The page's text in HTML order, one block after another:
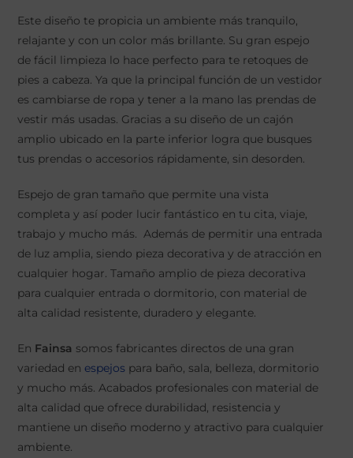
Este diseño te propicia un ambiente más tranquilo,
relajante y con un color más brillante. Su gran espejo
de fácil limpieza lo hace perfecto para te retoques de
pies a cabeza. Ya que la principal función de un vestidor
es cambiarse de ropa y tener a la mano las prendas de
vestir más usadas. Gracias a su diseño de un cajón
amplio ubicado en la parte inferior logra que busques
tus prendas o accesorios rápidamente, sin desorden.
Espejo de gran tamaño que permite una vista
completa y así poder lucir fantástico en tu cita, viaje,
trabajo y mucho más. Además de permitir una entrada
de luz amplia, siendo pieza decorativa y de atracción en
cualquier hogar. Tamaño amplio de pieza decorativa
para cualquier entrada o dormitorio, con material de
alta calidad resistente, duradero y elegante.
En Fainsa somos fabricantes directos de una gran
variedad en espejos para baño, sala, belleza, dormitorio
y mucho más. Acabados profesionales con material de
alta calidad que ofrece durabilidad, resistencia y
mantiene un diseño moderno y atractivo para cualquier
ambiente.